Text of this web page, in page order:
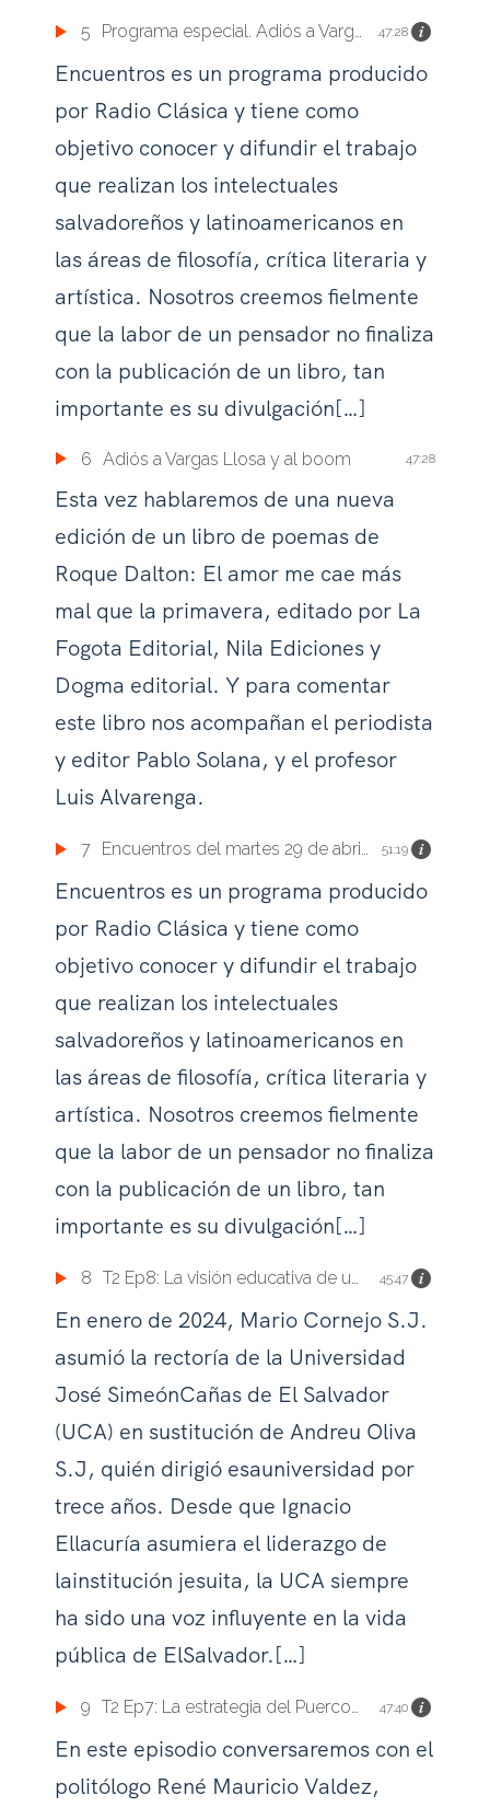
5 Programa especial. Adiós a Vargas Llosa y al boom 47:28
Encuentros es un programa producido
por Radio Clásica y tiene como
objetivo conocer y difundir el trabajo
que realizan los intelectuales
salvadoreños y latinoamericanos en
las áreas de filosofía, crítica literaria y
artística. Nosotros creemos fielmente
que la labor de un pensador no finaliza
con la publicación de un libro, tan
importante es su divulgación[…]
6 Adiós a Vargas Llosa y al boom 47:28
Esta vez hablaremos de una nueva
edición de un libro de poemas de
Roque Dalton: El amor me cae más
mal que la primavera, editado por La
Fogota Editorial, Nila Ediciones y
Dogma editorial. Y para comentar
este libro nos acompañan el periodista
y editor Pablo Solana, y el profesor
Luis Alvarenga.
7 Encuentros del martes 29 de abril de 2025 51:19
Encuentros es un programa producido
por Radio Clásica y tiene como
objetivo conocer y difundir el trabajo
que realizan los intelectuales
salvadoreños y latinoamericanos en
las áreas de filosofía, crítica literaria y
artística. Nosotros creemos fielmente
que la labor de un pensador no finaliza
con la publicación de un libro, tan
importante es su divulgación[…]
8 T2 Ep8: La visión educativa de un joven rector 45:47
En enero de 2024, Mario Cornejo S.J.
asumió la rectoría de la Universidad
José SimeónCañas de El Salvador
(UCA) en sustitución de Andreu Oliva
S.J, quién dirigió esauniversidad por
trece años. Desde que Ignacio
Ellacuría asumiera el liderazgo de
lainstitución jesuita, la UCA siempre
ha sido una voz influyente en la vida
pública de ElSalvador.[…]
9 T2 Ep7: La estrategia del Puercoespín. Centroamérica y el paso entre los océanos, 1812-1969 47:40
En este episodio conversaremos con el
politólogo René Mauricio Valdez,